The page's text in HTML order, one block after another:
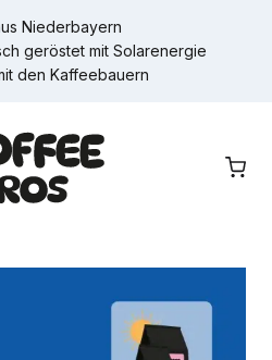
Niederbayern
geröstet mit Solarenergie
den Kaffeebauern